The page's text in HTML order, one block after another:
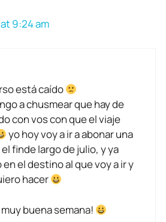
9:24 am
está caído
a chusmear que hay de
con vos con que el viaje
yo hoy voy a ir a abonar una
finde largo de julio, y ya
el destino al que voy a ir y
hacer
buena semana!